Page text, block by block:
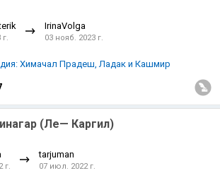
IrinaVolga
03 нояб. 2023 г.
Химачал Прадеш, Ладак и Кашмир
(Ле— Каргил)
г.
tarjuman
07 июл. 2022 г.